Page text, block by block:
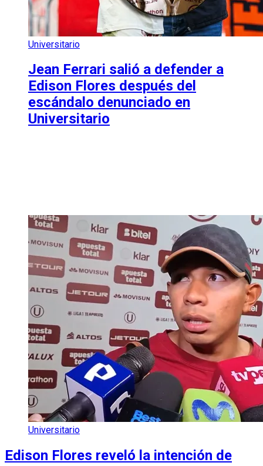
Universitario
Jean Ferrari salió a defender a
Edison Flores después del
escándalo denunciado en
Universitario
Universitario
Edison Flores reveló la intención de